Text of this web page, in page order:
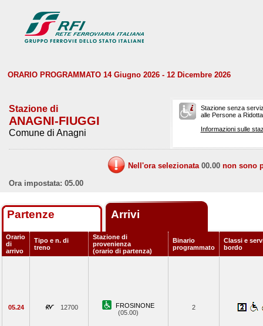
ORARIO PROGRAMMATO 14 Giugno 2026 - 12 Dicembre 2026
Stazione di
ANAGNI-FIUGGI
Comune di Anagni
Stazione senza
alle Persone a
Informazioni sulle
Nell'ora selezionata 00.00 non sono
Ora impostata: 05.00
Partenze Arrivi
Orario
di
arrivo
Tipo e n. di
treno
Stazione di
provenienza
(orario di partenza)
Binario
programmato
Classi e
bordo
05.24 12700
FROSINONE
(05.00)
2